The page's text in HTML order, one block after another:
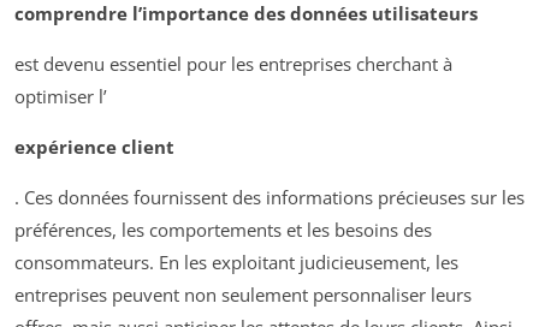
comprendre l’importance des données utilisateurs
est devenu essentiel pour les entreprises cherchant à
optimiser l’
expérience client
. Ces données fournissent des informations précieuses sur les
préférences, les comportements et les besoins des
consommateurs. En les exploitant judicieusement, les
entreprises peuvent non seulement personnaliser leurs